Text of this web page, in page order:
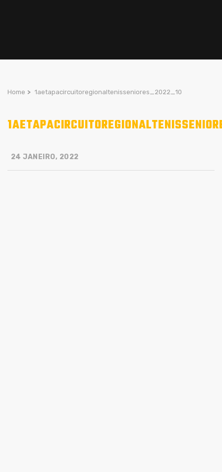
Home > 1aetapacircuitoregionaltenisseniores_2022_10
24 JANEIRO, 2022